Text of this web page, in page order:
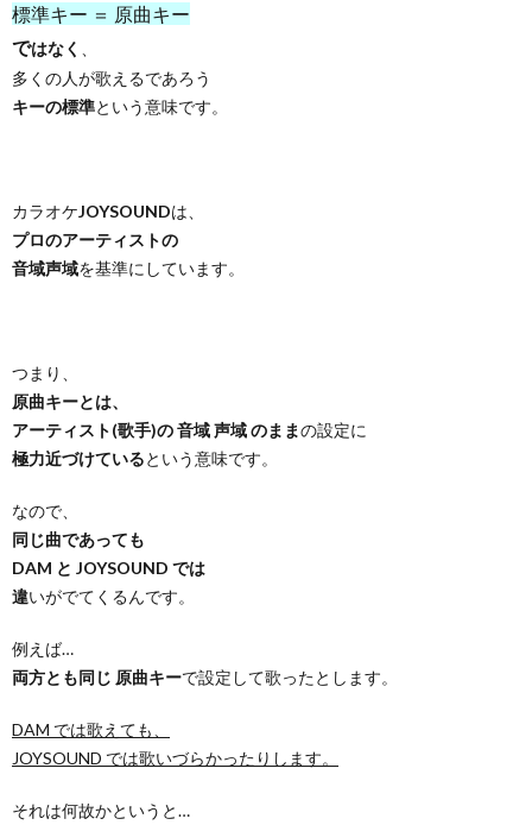
標準キー ＝ 原曲キー
ではなく
多くの人が歌えるであろう
キーの標準という意味です。
カラオケJOYSOUNDは、
プロのアーティストの
音域声域を基準にしています。
つまり、
原曲キーとは、
アーティスト(歌手)の 音域 声域 のままの設定に
極力近づけているという意味です。
なので、
同じ曲であっても
DAM と JOYSOUND では
違いがでてくるんです。
例えば…
両方とも同じ 原曲キーで設定して歌ったとします。
DAM では歌えても、
JOYSOUND では歌いづらかったりします。
それは何故かというと…